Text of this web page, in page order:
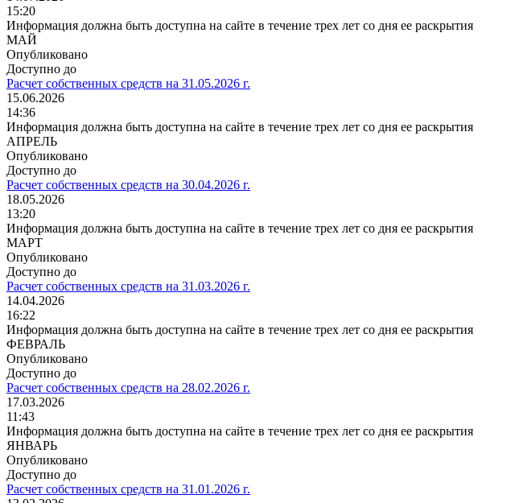
15:20
Информация должна быть доступна на сайте в течение трех лет со дня ее раскрытия
МАЙ
Опубликовано
Доступно до
Расчет собственных средств на 31.05.2026 г.
15.06.2026
14:36
Информация должна быть доступна на сайте в течение трех лет со дня ее раскрытия
АПРЕЛЬ
Опубликовано
Доступно до
Расчет собственных средств на 30.04.2026 г.
18.05.2026
13:20
Информация должна быть доступна на сайте в течение трех лет со дня ее раскрытия
МАРТ
Опубликовано
Доступно до
Расчет собственных средств на 31.03.2026 г.
14.04.2026
16:22
Информация должна быть доступна на сайте в течение трех лет со дня ее раскрытия
ФЕВРАЛЬ
Опубликовано
Доступно до
Расчет собственных средств на 28.02.2026 г.
17.03.2026
11:43
Информация должна быть доступна на сайте в течение трех лет со дня ее раскрытия
ЯНВАРЬ
Опубликовано
Доступно до
Расчет собственных средств на 31.01.2026 г.